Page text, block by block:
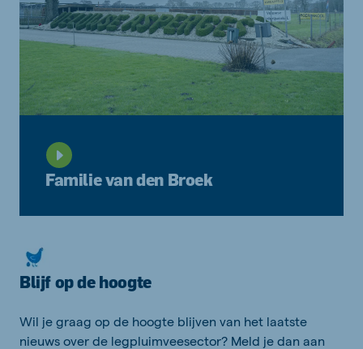
Familie van den Broek
Blijf op de hoogte
Wil je graag op de hoogte blijven van het laatste
nieuws over de legpluimveesector? Meld je dan aan